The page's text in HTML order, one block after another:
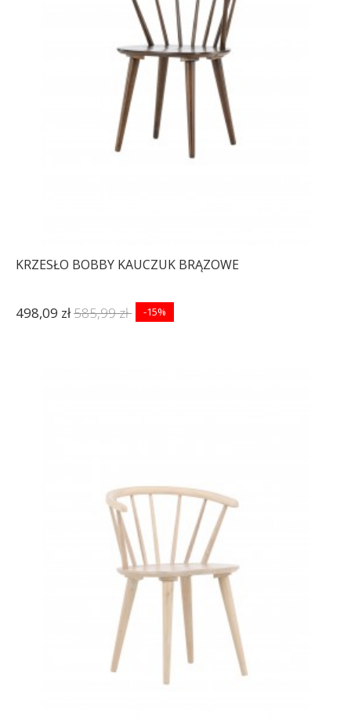
KRZESŁO BOBBY KAUCZUK BRĄZOWE
498,09 zł585,99 zł -15%